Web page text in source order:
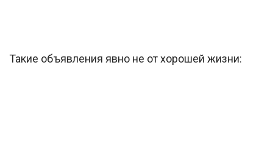
Такие объявления явно не от хорошей жизни: